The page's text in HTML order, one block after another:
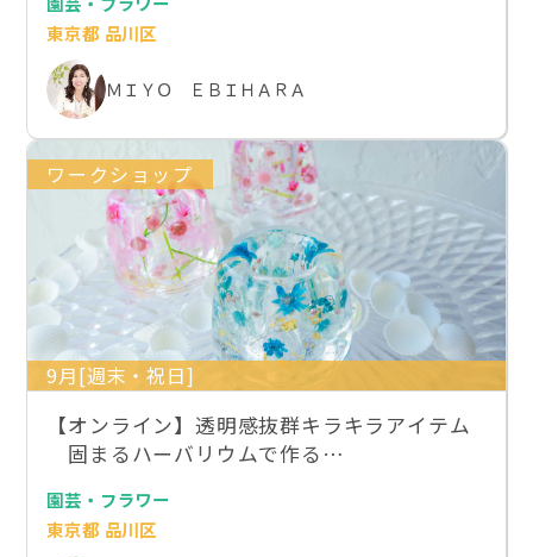
東京都 品川区
ＭＩＹＯ ＥＢＩＨＡＲＡ
ワークショップ
9月[週末・祝日]
【オンライン】透明感抜群キラキラアイテム
固まるハーバリウムで作る…
園芸・フラワー
東京都 品川区